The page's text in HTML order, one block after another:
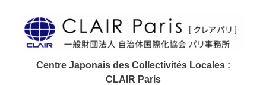
Centre Japonais des Collectivités Locales :
CLAIR Paris